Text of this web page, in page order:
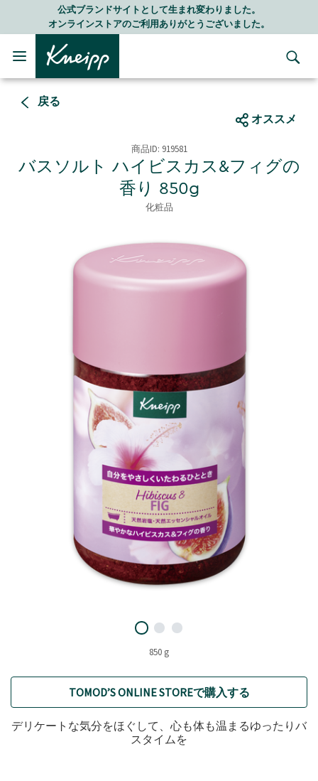
Skip to main content
Skip to footer contentLINE公式アカウントはこちら＞＞
随時最新情報をお届けします
戻る
オススメ
商品ID: 919581
バスソルト ハイビスカス&フィグの
香り 850g
化粧品
850 g
TOMOD’S ONLINE STOREで購入する
デリケートな気分をほぐして、心も体も温まるゆったりバ
スタイムを